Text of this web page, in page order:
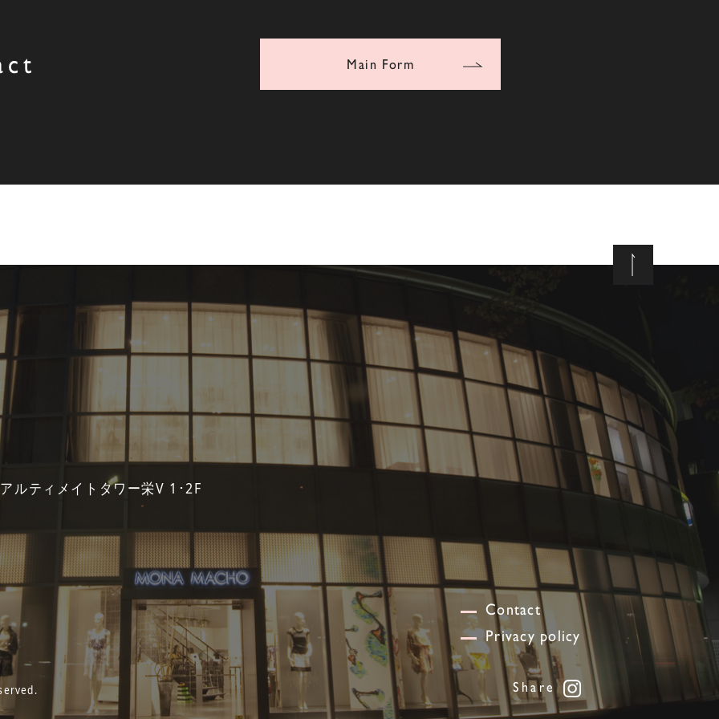
Main Form
ルティメイトタワー栄V 1･2F
Contact
Privacy policy
Share